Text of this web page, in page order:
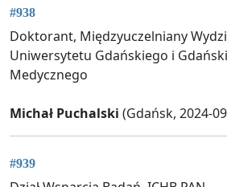
#938
Doktorant, Międzyuczelniany
Uniwersytetu Gdańskiego i
Medycznego
Michał Puchalski (Gdańsk, 2024-
#939